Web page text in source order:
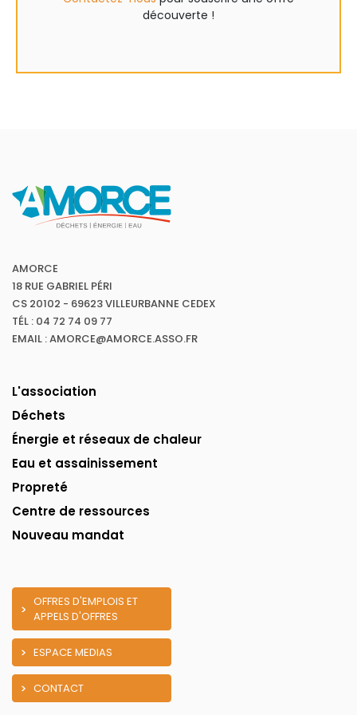
découverte !
AMORCE
18 RUE GABRIEL PÉRI
CS 20102 - 69623 VILLEURBANNE CEDEX
TÉL : 04 72 74 09 77
EMAIL : AMORCE@AMORCE.ASSO.FR
L'association
Déchets
Énergie et réseaux de chaleur
Eau et assainissement
Propreté
Centre de ressources
Nouveau mandat
OFFRES D'EMPLOIS ET
APPELS D'OFFRES
ESPACE MEDIAS
CONTACT